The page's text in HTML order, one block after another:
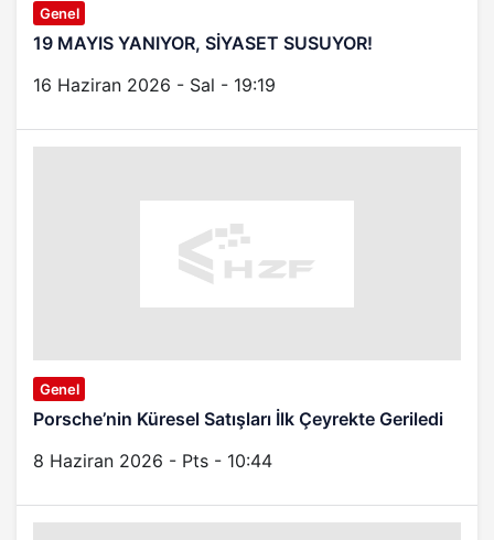
Genel
19 MAYIS YANIYOR, SİYASET SUSUYOR!
16 Haziran 2026 - Sal - 19:19
Genel
Porsche’nin Küresel Satışları İlk Çeyrekte Geriledi
8 Haziran 2026 - Pts - 10:44